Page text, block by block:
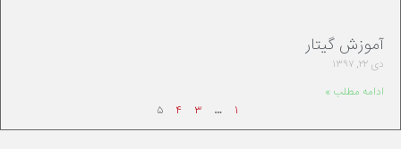
آموزش گیتار
دی ۲۲, ۱۳۹۷
ادامه مطلب »
۱ … ۳ ۴ ۵